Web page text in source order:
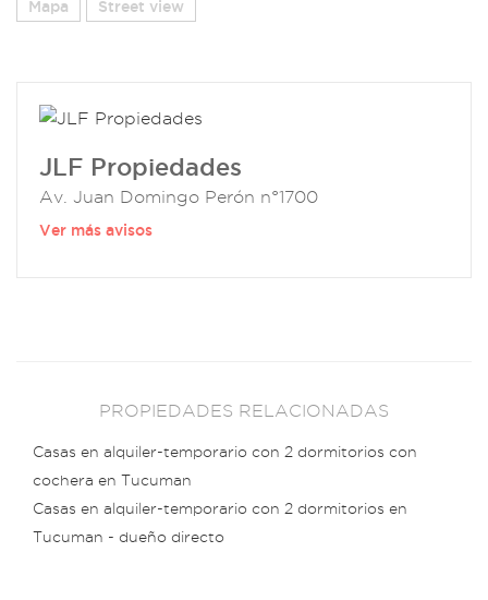
Mapa Street view
JLF Propiedades
Av. Juan Domingo Perón n°1700
Ver más avisos
PROPIEDADES RELACIONADAS
Casas en alquiler-temporario con 2 dormitorios con
cochera en Tucuman
Casas en alquiler-temporario con 2 dormitorios en
Tucuman - dueño directo